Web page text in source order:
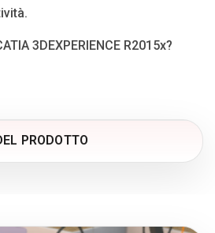
3DEXPERIENCE R2015x?
PRODOTTO